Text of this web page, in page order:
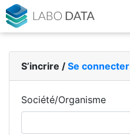
S’incrire / Se connecter
Société/Organisme